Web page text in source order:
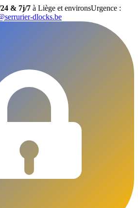
& 7j/7 à Liège et environsUrgence :
dlocks.be